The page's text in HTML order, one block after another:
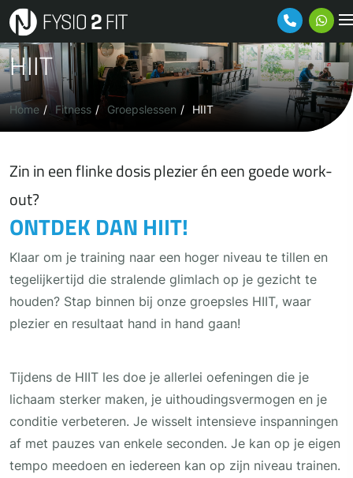
Ga naar de inhoud
HIIT
Home Fitness Groepslessen HIIT
Zin in een flinke dosis plezier én een goede work-
out?
ONTDEK DAN HIIT!
Klaar om je training naar een hoger niveau te tillen en
tegelijkertijd die stralende glimlach op je gezicht te
houden? Stap binnen bij onze groepsles HIIT, waar
plezier en resultaat hand in hand gaan!
Tijdens de HIIT les doe je allerlei oefeningen die je
lichaam sterker maken, je uithoudingsvermogen en je
conditie verbeteren. Je wisselt intensieve inspanningen
af met pauzes van enkele seconden. Je kan op je eigen
tempo meedoen en iedereen kan op zijn niveau trainen.